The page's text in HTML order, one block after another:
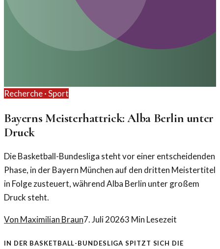
Recherche ·Sport
Bayerns Meisterhattrick: Alba Berlin unter
Druck
Die Basketball-Bundesliga steht vor einer entscheidenden
Phase, in der Bayern München auf den dritten Meistertitel
in Folge zusteuert, während Alba Berlin unter großem
Druck steht.
Von Maximilian Braun7. Juli 20263 Min Lesezeit
In der Basketball-Bundesliga spitzt sich die